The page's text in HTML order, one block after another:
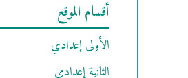
أقسام الموقع
الأولى إعدادي
الثانية إعدادي